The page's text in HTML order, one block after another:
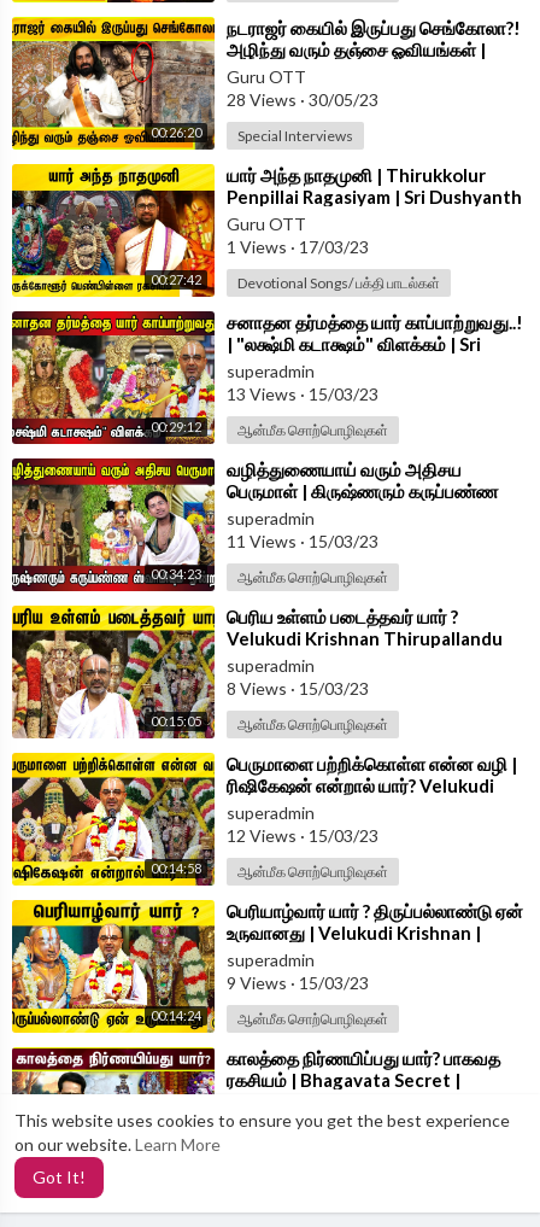
This website uses cookies to ensure you get the best experience
on our website.Learn More
Got It!
00:26:20
⁣நடராஜர் கையில் இருப்பது செங்கோலா?!
அழிந்து வரும் தஞ்சை ஓவியங்கள் |
Artist Shivaji Santhosh
Guru OTT
28 Views · 30/05/23
Special Interviews
00:27:42
⁣யார் அந்த நாதமுனி | Thirukkolur
Penpillai Ragasiyam | Sri Dushyanth
Sridhar
Guru OTT
1 Views · 17/03/23
Devotional Songs/ பக்தி பாடல்கள்
00:29:12
⁣சனாதன தர்மத்தை யார் காப்பாற்றுவது..!
| "லக்ஷ்மி கடாக்ஷம்" விளக்கம் | Sri
Velukudi Krishnan Speech
superadmin
13 Views · 15/03/23
ஆன்மீக சொற்பொழிவுகள்
00:34:23
⁣வழித்துணையாய் வரும் அதிசய
பெருமாள் | கிருஷ்ணரும் கருப்பண்ண
ஸ்வாமியும் ஓன்றா? | Sri Dushyanth
Sridhar
superadmin
11 Views · 15/03/23
ஆன்மீக சொற்பொழிவுகள்
00:15:05
⁣பெரிய உள்ளம் படைத்தவர் யார் ?
Velukudi Krishnan Thirupallandu
Explanation in Tamil
superadmin
8 Views · 15/03/23
ஆன்மீக சொற்பொழிவுகள்
00:14:58
⁣பெருமாளை பற்றிக்கொள்ள என்ன வழி |
ரிஷிகேஷன் என்றால் யார்? Velukudi
Krishnan Thirupallandu
Explanation
superadmin
12 Views · 15/03/23
ஆன்மீக சொற்பொழிவுகள்
00:14:24
⁣பெரியாழ்வார் யார் ? திருப்பல்லாண்டு ஏன்
உருவானது | Velukudi Krishnan |
Vedham | Azhwargal
superadmin
9 Views · 15/03/23
ஆன்மீக சொற்பொழிவுகள்
⁣காலத்தை நிர்ணயிப்பது யார்? பாகவத
ரகசியம் | Bhagavata Secret |
21 Views·15/03/23